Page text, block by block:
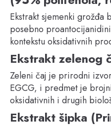
Ekstrakt sjemenki grožđa
posebno
kontekstu oksidativnih
Ekstrakt zelenog
Zeleni čaj je prirodni
EGCG, i predmet je
oksidativnih i drugih
Ekstrakt šipka